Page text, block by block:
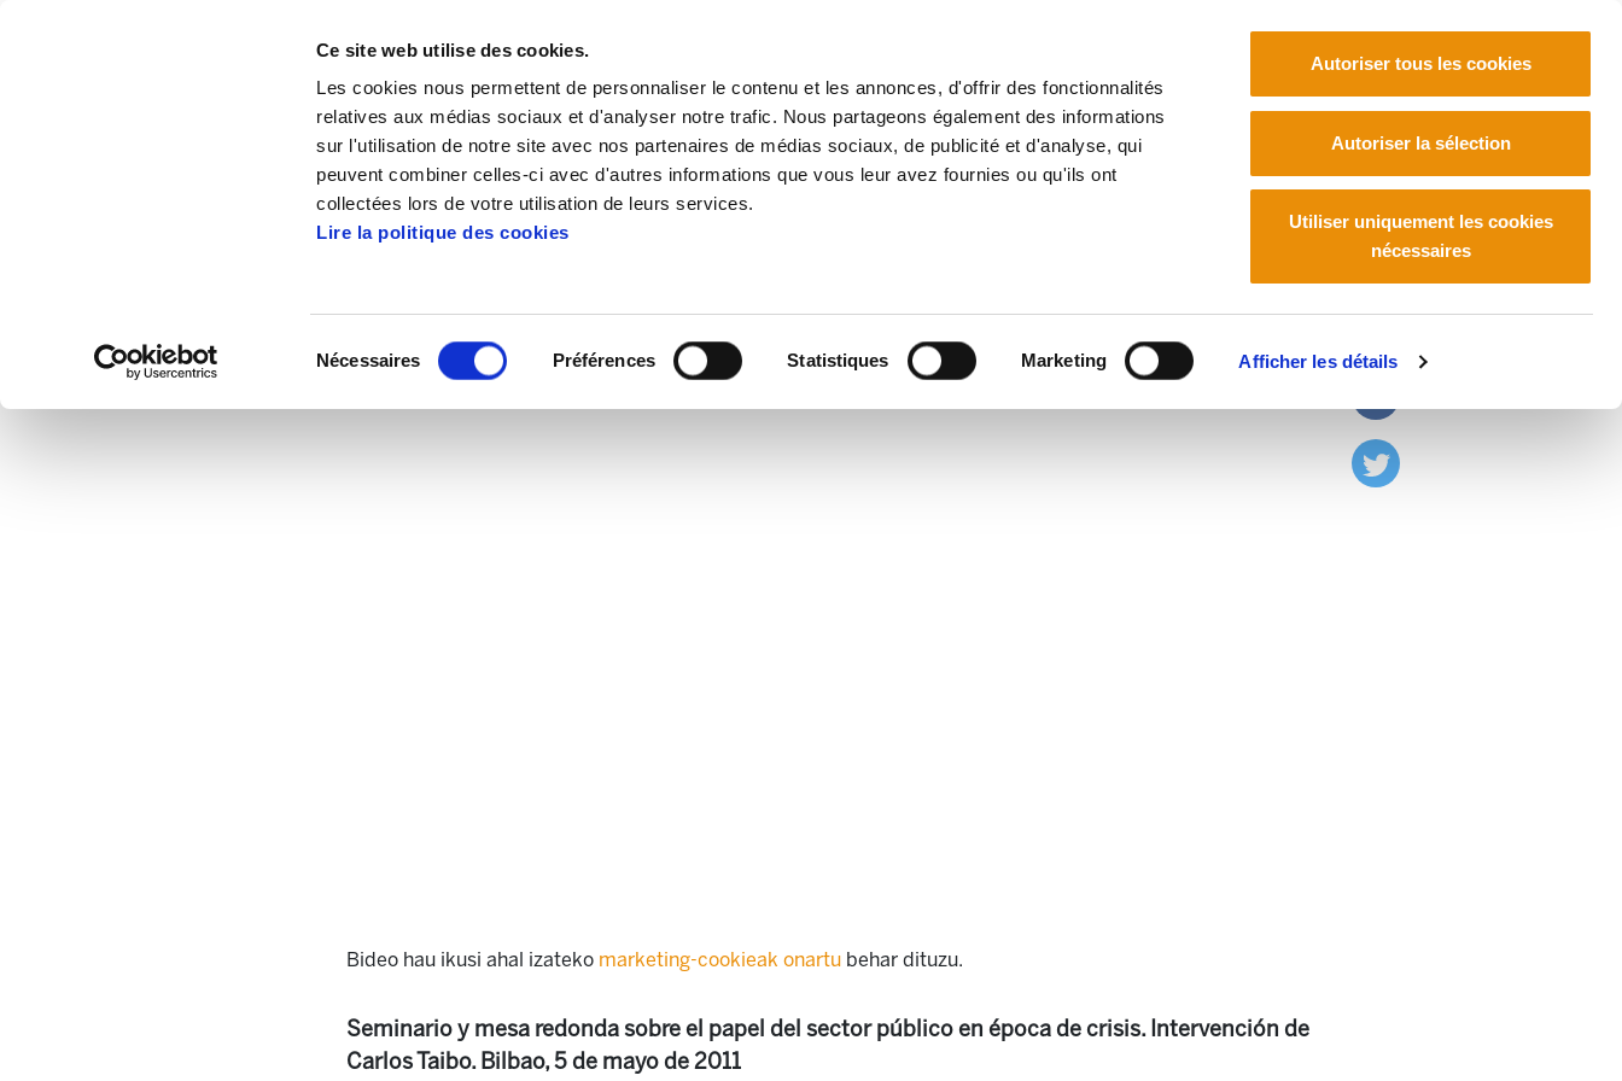
Ce site web utilise des cookies.
Les cookies nous permettent de personnaliser le contenu et les annonces, d'offrir des fonctionnalités
relatives aux médias sociaux et d'analyser notre trafic. Nous partageons également des informations
sur l'utilisation de notre site avec nos partenaires de médias sociaux, de publicité et d'analyse, qui
peuvent combiner celles-ci avec d'autres informations que vous leur avez fournies ou qu'ils ont
collectées lors de votre utilisation de leurs services.
Lire la politique des cookies
Nécessaires Préférences Statistiques Marketing Afficher les détails
Autoriser tous les cookies
Autoriser la sélection
Utiliser uniquement les cookies
nécessaires
Mediateque Videos Frente a los recortes, defender lo público
2011/05/05
Bideo hau ikusi ahal izateko marketing-cookieak onartu behar dituzu.
Seminario y mesa redonda sobre el papel del sector público en época de crisis. Intervención de
Carlos Taibo. Bilbao, 5 de mayo de 2011